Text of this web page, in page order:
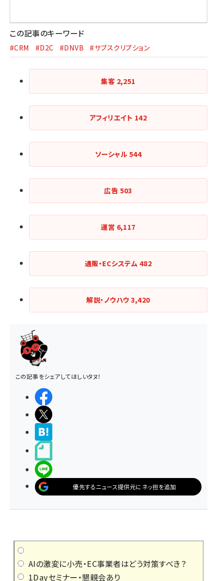
この記事のキーワード
#CRM #D2C #DNVB #サブスクリプション
集客 2,251
アフィリエイト 142
ソーシャル 544
広告 503
運営 6,117
通販・ECシステム 482
解説・ノウハウ3,420
この記事をシェアしてほしいタヌ！
優先するニュース提供元にネッ担を追加
AIの激変に小売・EC事業者はどう対策すべき？
1Dayセミナー・懇親会あり